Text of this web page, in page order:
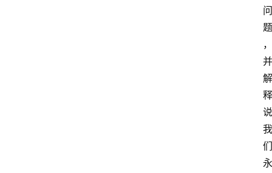
问
题
，
并
解
释
说
我
们
永